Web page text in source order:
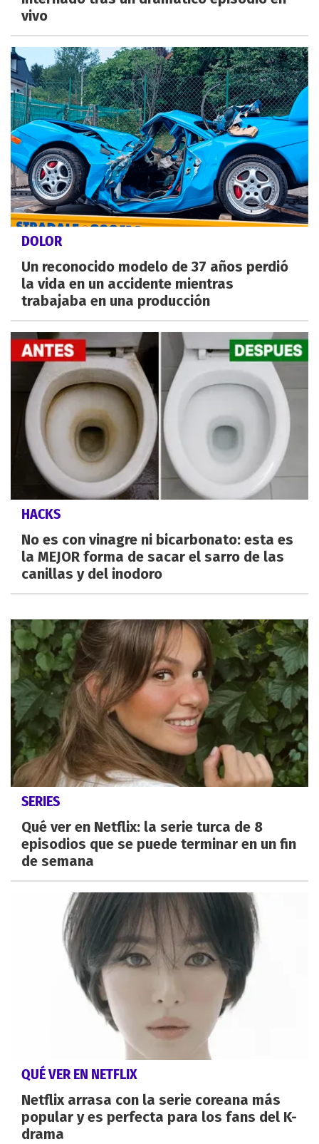
vivo
DOLOR
Un reconocido modelo de 37 años perdió
la vida en un accidente mientras
trabajaba en una producción
HACKS
No es con vinagre ni bicarbonato: esta es
la MEJOR forma de sacar el sarro de las
canillas y del inodoro
SERIES
Qué ver en Netflix: la serie turca de 8
episodios que se puede terminar en un fin
de semana
QUÉ VER EN NETFLIX
Netflix arrasa con la serie coreana más
popular y es perfecta para los fans del K-
drama